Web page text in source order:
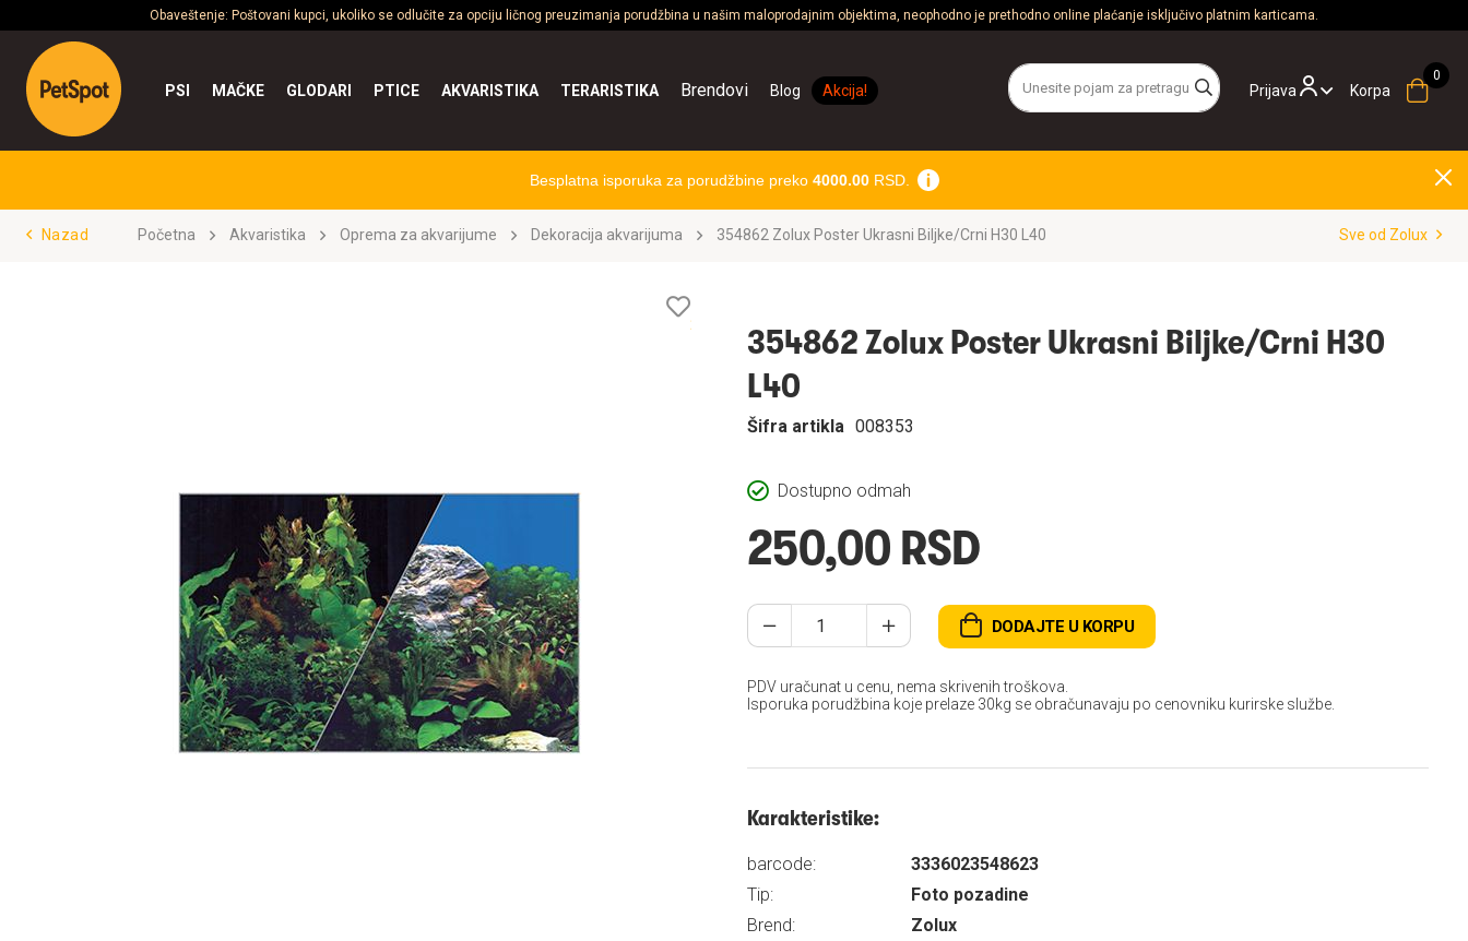
Obaveštenje: Poštovani kupci, ukoliko se odlučite za opciju ličnog preuzimanja porudžbina u našim maloprodajnim objektima, neophodno je prethodno online plaćanje isključivo platnim karticama.
Prijava
PSI MAČKE GLODARI PTICE AKVARISTIKA TERARISTIKA Brendovi Blog Akcija! Korpa
Besplatna isporuka za porudžbine preko 4000.00RSD.
Nazad Početna Akvaristika Oprema za akvarijume Dekoracija akvarijuma 354862 Zolux Poster Ukrasni Biljke/Crni H30 L40 Sve od Zolux
želja
354862 Zolux Poster Ukrasni Biljke/Crni H30
L40
Dostupno odmah
Šifra artikla 008353
250,00 RSD
DODAJTE U KORPU
PDV uračunat u cenu, nema skrivenih troškova.
Isporuka porudžbina koje prelaze 30kg se obračunavaju po cenovniku kurirske službe.
Karakteristike:
barcode:
3336023548623
Tip:
Foto pozadine
Brend:
Zolux